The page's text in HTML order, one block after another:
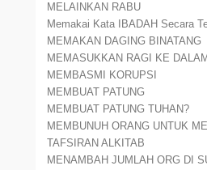
MELAINKAN RABU
Memakai Kata IBADAH Secara
MEMAKAN DAGING BINATANG
MEMASUKKAN RAGI KE
MEMBASMI KORUPSI
MEMBUAT PATUNG
MEMBUAT PATUNG TUHAN?
MEMBUNUH ORANG UNTUK
TAFSIRAN ALKITAB
MENAMBAH JUMLAH ORG DI